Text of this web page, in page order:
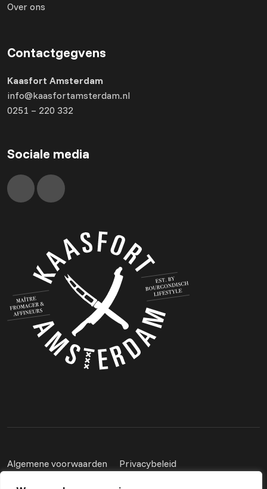
Over ons
Contactgegvens
Kaasfort Amsterdam
info@kaasfortamsterdam.nl
0251 – 220 332
Sociale media
Algemene voorwaarden
Privacybeleid